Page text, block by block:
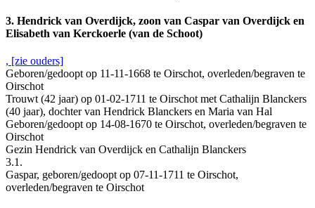
3. Hendrick van Overdijck, zoon van Caspar van Overdijck en
Elisabeth van Kerckoerle (van de Schoot)
, [zie ouders]
Geboren/gedoopt op 11-11-1668 te Oirschot, overleden/begraven te
Oirschot
Trouwt (42 jaar) op 01-02-1711 te Oirschot met Cathalijn Blanckers
(40 jaar), dochter van Hendrick Blanckers en Maria van Hal
Geboren/gedoopt op 14-08-1670 te Oirschot, overleden/begraven te
Oirschot
Gezin Hendrick van Overdijck en Cathalijn Blanckers
3.1.
Gaspar, geboren/gedoopt op 07-11-1711 te Oirschot,
overleden/begraven te Oirschot